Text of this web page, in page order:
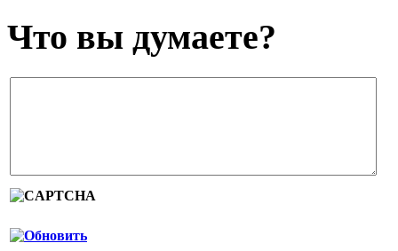
Что вы думаете?